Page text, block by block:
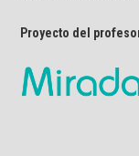
Proyecto del